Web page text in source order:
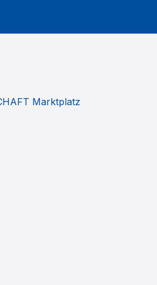
Marktplatz